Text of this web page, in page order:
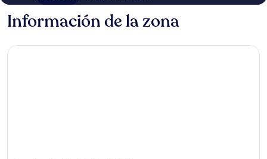
Información de la zona